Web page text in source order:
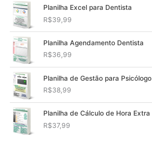
Planilha Excel para Dentista
R$39,99
Planilha Agendamento Dentista
R$36,99
Planilha de Gestão para Psicólogo
R$38,99
Planilha de Cálculo de Hora Extra
R$37,99